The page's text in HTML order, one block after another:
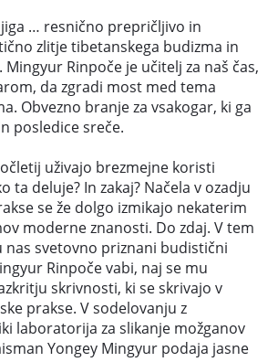
… resnično prepričljivo in
zlitje tibetanskega budizma in
Rinpoče je učitelj za naš čas,
da zgradi most med tema
Obvezno branje za vsakogar, ki ga
posledice sreče.
uživajo brezmejne koristi
ta deluje? In zakaj? Načela v ozadju
se že dolgo izmikajo nekaterim
moderne znanosti. Do zdaj. V tem
svetovno priznani budistični
Rinpoče vabi, naj se mu
skrivnosti, ki se skrivajo v
prakse. V sodelovanju z
laboratorija za slikanje možganov
Yongey Mingyur podaja jasne